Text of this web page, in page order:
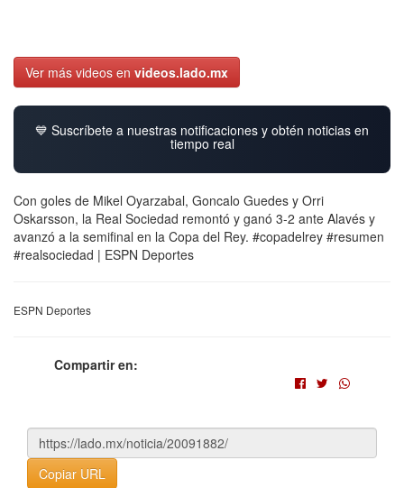
Ver más videos en videos.lado.mx
💙 Suscríbete a nuestras notificaciones y obtén noticias en
tiempo real
Con goles de Mikel Oyarzabal, Goncalo Guedes y Orri
Oskarsson, la Real Sociedad remontó y ganó 3-2 ante Alavés y
avanzó a la semifinal en la Copa del Rey. #copadelrey #resumen
#realsociedad | ESPN Deportes
ESPN Deportes
Compartir en:
Copiar URL